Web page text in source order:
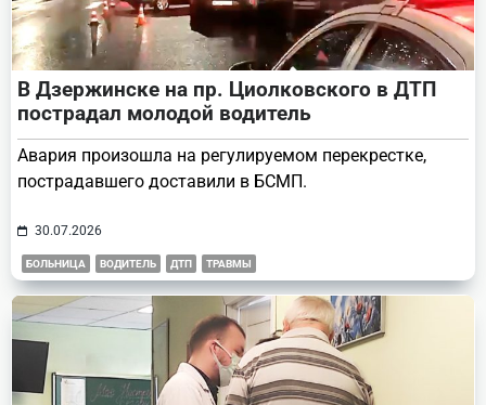
В Дзержинске на пр. Циолковского в ДТП
пострадал молодой водитель
Авария произошла на регулируемом перекрестке,
пострадавшего доставили в БСМП.
30.07.2026
БОЛЬНИЦА ВОДИТЕЛЬ ДТП ТРАВМЫ